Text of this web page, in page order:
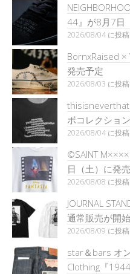
44』が8月7日
2026/08/04 に投
BornxRaised
発売予定
2026/08/03 に投
ボコレクショ
2026/08/04 に投
©SAINT
日（土）に発売
2026/08/08 に投
JOURNAL
通常販売が開始
2026/08/09 に投
star＆bars オ
Clothing『